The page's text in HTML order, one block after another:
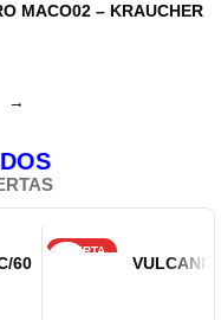
MACO02 – KRAUCHER
→
60
OFERTA